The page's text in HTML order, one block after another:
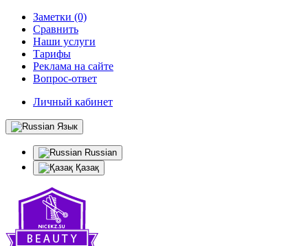
Заметки (0)
Сравнить
Наши услуги
Тарифы
Реклама на сайте
Вопрос-ответ
Личный кабинет
Язык
Russian
Қазақ